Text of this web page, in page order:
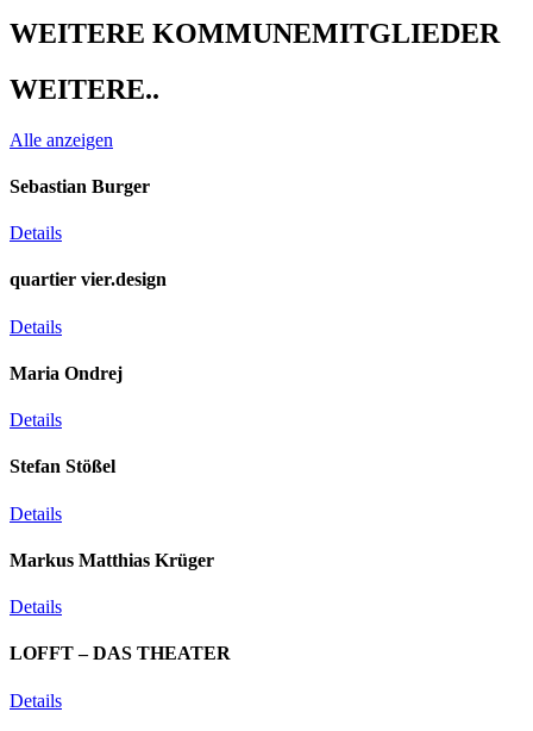
WEITERE KOMMUNEMITGLIEDER​
WEITERE..​
Alle anzeigen
Sebastian Burger
Details
quartier vier.design
Details
Maria Ondrej
Details
Stefan Stößel
Details
Markus Matthias Krüger
Details
LOFFT – DAS THEATER
Details